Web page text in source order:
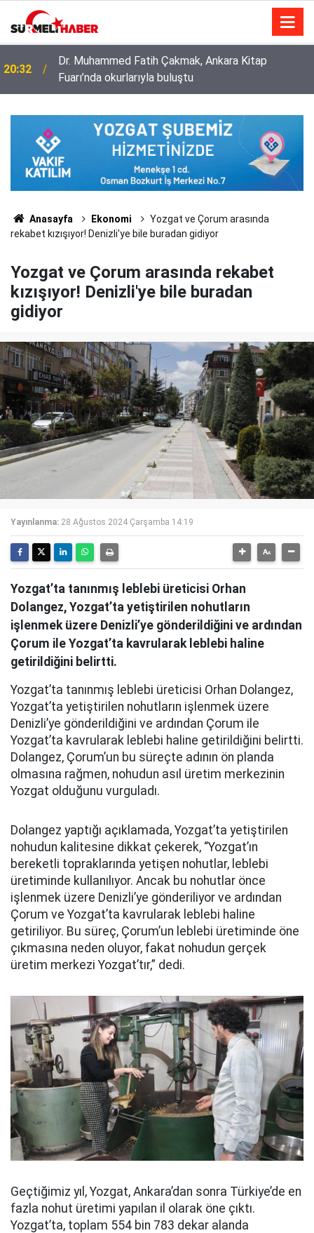
14:52
Diyanet İşleri Başkanlığı ile Türkiye Diyanet Vakfı
milyonları sevindirdi
Anasayfa Ekonomi
Yozgat ve Çorum arasında
rekabet kızışıyor! Denizli'ye bile buradan gidiyor
Yozgat ve Çorum arasında rekabet
kızışıyor! Denizli'ye bile buradan
gidiyor
Yayınlanma: 28 Ağustos 2024 Çarşamba 14:19
Yozgat’ta tanınmış leblebi üreticisi Orhan
Dolangez, Yozgat’ta yetiştirilen nohutların
işlenmek üzere Denizli’ye gönderildiğini ve ardından
Çorum ile Yozgat’ta kavrularak leblebi haline
getirildiğini belirtti.
Yozgat’ta tanınmış leblebi üreticisi Orhan Dolangez,
Yozgat’ta yetiştirilen nohutların işlenmek üzere
Denizli’ye gönderildiğini ve ardından Çorum ile
Yozgat’ta kavrularak leblebi haline getirildiğini belirtti.
Dolangez, Çorum’un bu süreçte adının ön planda
olmasına rağmen, nohudun asıl üretim merkezinin
Yozgat olduğunu vurguladı.
Dolangez yaptığı açıklamada, Yozgat’ta yetiştirilen
nohudun kalitesine dikkat çekerek, “Yozgat’ın
bereketli topraklarında yetişen nohutlar, leblebi
üretiminde kullanılıyor. Ancak bu nohutlar önce
işlenmek üzere Denizli’ye gönderiliyor ve ardından
Çorum ve Yozgat’ta kavrularak leblebi haline
getiriliyor. Bu süreç, Çorum’un leblebi üretiminde öne
çıkmasına neden oluyor, fakat nohudun gerçek
üretim merkezi Yozgat’tır,” dedi.
Geçtiğimiz yıl, Yozgat, Ankara’dan sonra Türkiye’de en
fazla nohut üretimi yapılan il olarak öne çıktı.
Yozgat’ta, toplam 554 bin 783 dekar alanda